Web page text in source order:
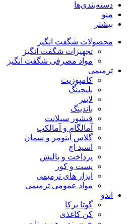
دسته‌بندی‌ها
منو
بیشتر
محصولات شگفت انگیز
تجهیزات شگفت انگیز
مواد مصرفی شگفت انگیز
ترمیمی
کامپوزیت
بلیچینگ
لاینر
باندینگ
فیشور سیلانت
آمالگام و آمالکپ
گلاس آینومر و سمان
اسید اچ
پرداخت و پالیش
پست و کور
ابزار های ترمیمی
مواد عمومی ترمیمی
اندو
گوتا پرکا
کن کاغذی